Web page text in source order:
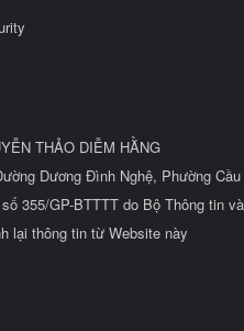
THẢO DIỄM HẰNG
Dương Đình Nghệ, Phường
355/GP-BTTTT do Bộ Thông tin
lại thông tin từ Website này